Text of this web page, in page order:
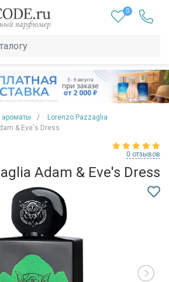
0
Lorenzo Pazzaglia
& Eve's Dress
0 отзывов
Adam & Eve's Dress